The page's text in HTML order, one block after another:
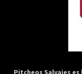
Pitcheos Salvajes es